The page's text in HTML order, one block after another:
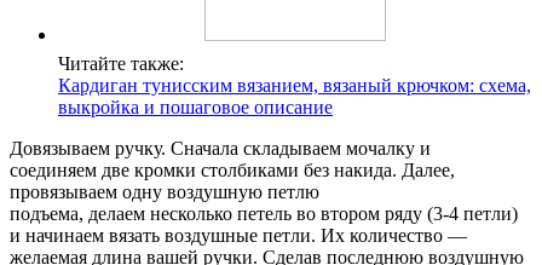
Читайте также:
Кардиган тунисским вязанием, вязаный крючком: схема,
выкройка и пошаговое описание
Довязываем ручку. Сначала складываем мочалку и
соединяем две кромки столбиками без накида. Далее,
провязываем одну воздушную петлю
подъема, делаем несколько петель во втором ряду (3-4 петли)
и начинаем вязать воздушные петли. Их количество —
желаемая длина вашей ручки. Сделав последнюю воздушную